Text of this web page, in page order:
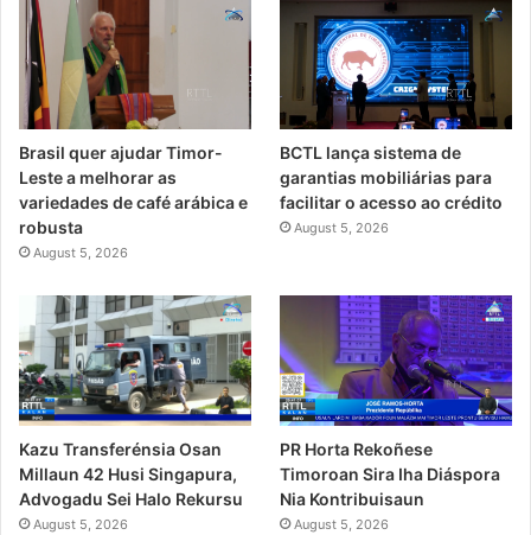
Brasil quer ajudar Timor-
Leste a melhorar as
variedades de café arábica e
robusta
August 5, 2026
BCTL lança sistema de
garantias mobiliárias para
facilitar o acesso ao crédito
August 5, 2026
Kazu Transferénsia Osan
Millaun 42 Husi Singapura,
Advogadu Sei Halo Rekursu
August 5, 2026
PR Horta Rekoñese
Timoroan Sira Iha Diáspora
Nia Kontribuisaun
August 5, 2026